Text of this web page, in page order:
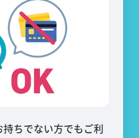
ちでない方でもご利